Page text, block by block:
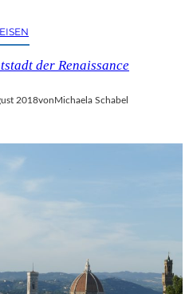
der Renaissance
2018vonMichaela Schabel